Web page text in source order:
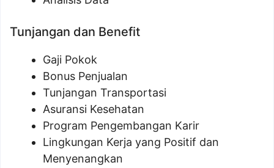
Tunjangan dan Benefit
Gaji Pokok
Bonus Penjualan
Tunjangan Transportasi
Asuransi Kesehatan
Program Pengembangan Karir
Lingkungan Kerja yang Positif dan
Menyenangkan